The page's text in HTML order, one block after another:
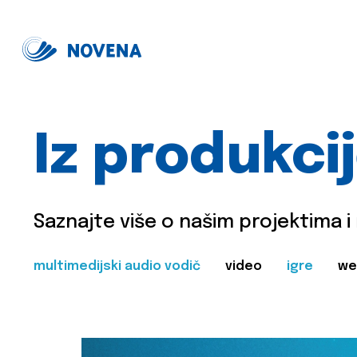
Iz
Saznajte više o našim projektima
multimedijski audio vodič video igre